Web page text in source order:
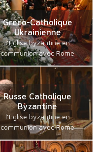
Gréco-Catholique
Ukrainienne
l’Eglise byzantine en
communion avec Rome
Russe Catholique
Byzantine
l’Eglise byzantine en
communion avec Rome